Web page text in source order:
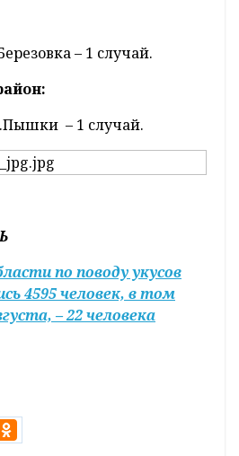
– 1 случай.
– 1 случай.
по поводу укусов
4595 человек, в том
– 22 человека